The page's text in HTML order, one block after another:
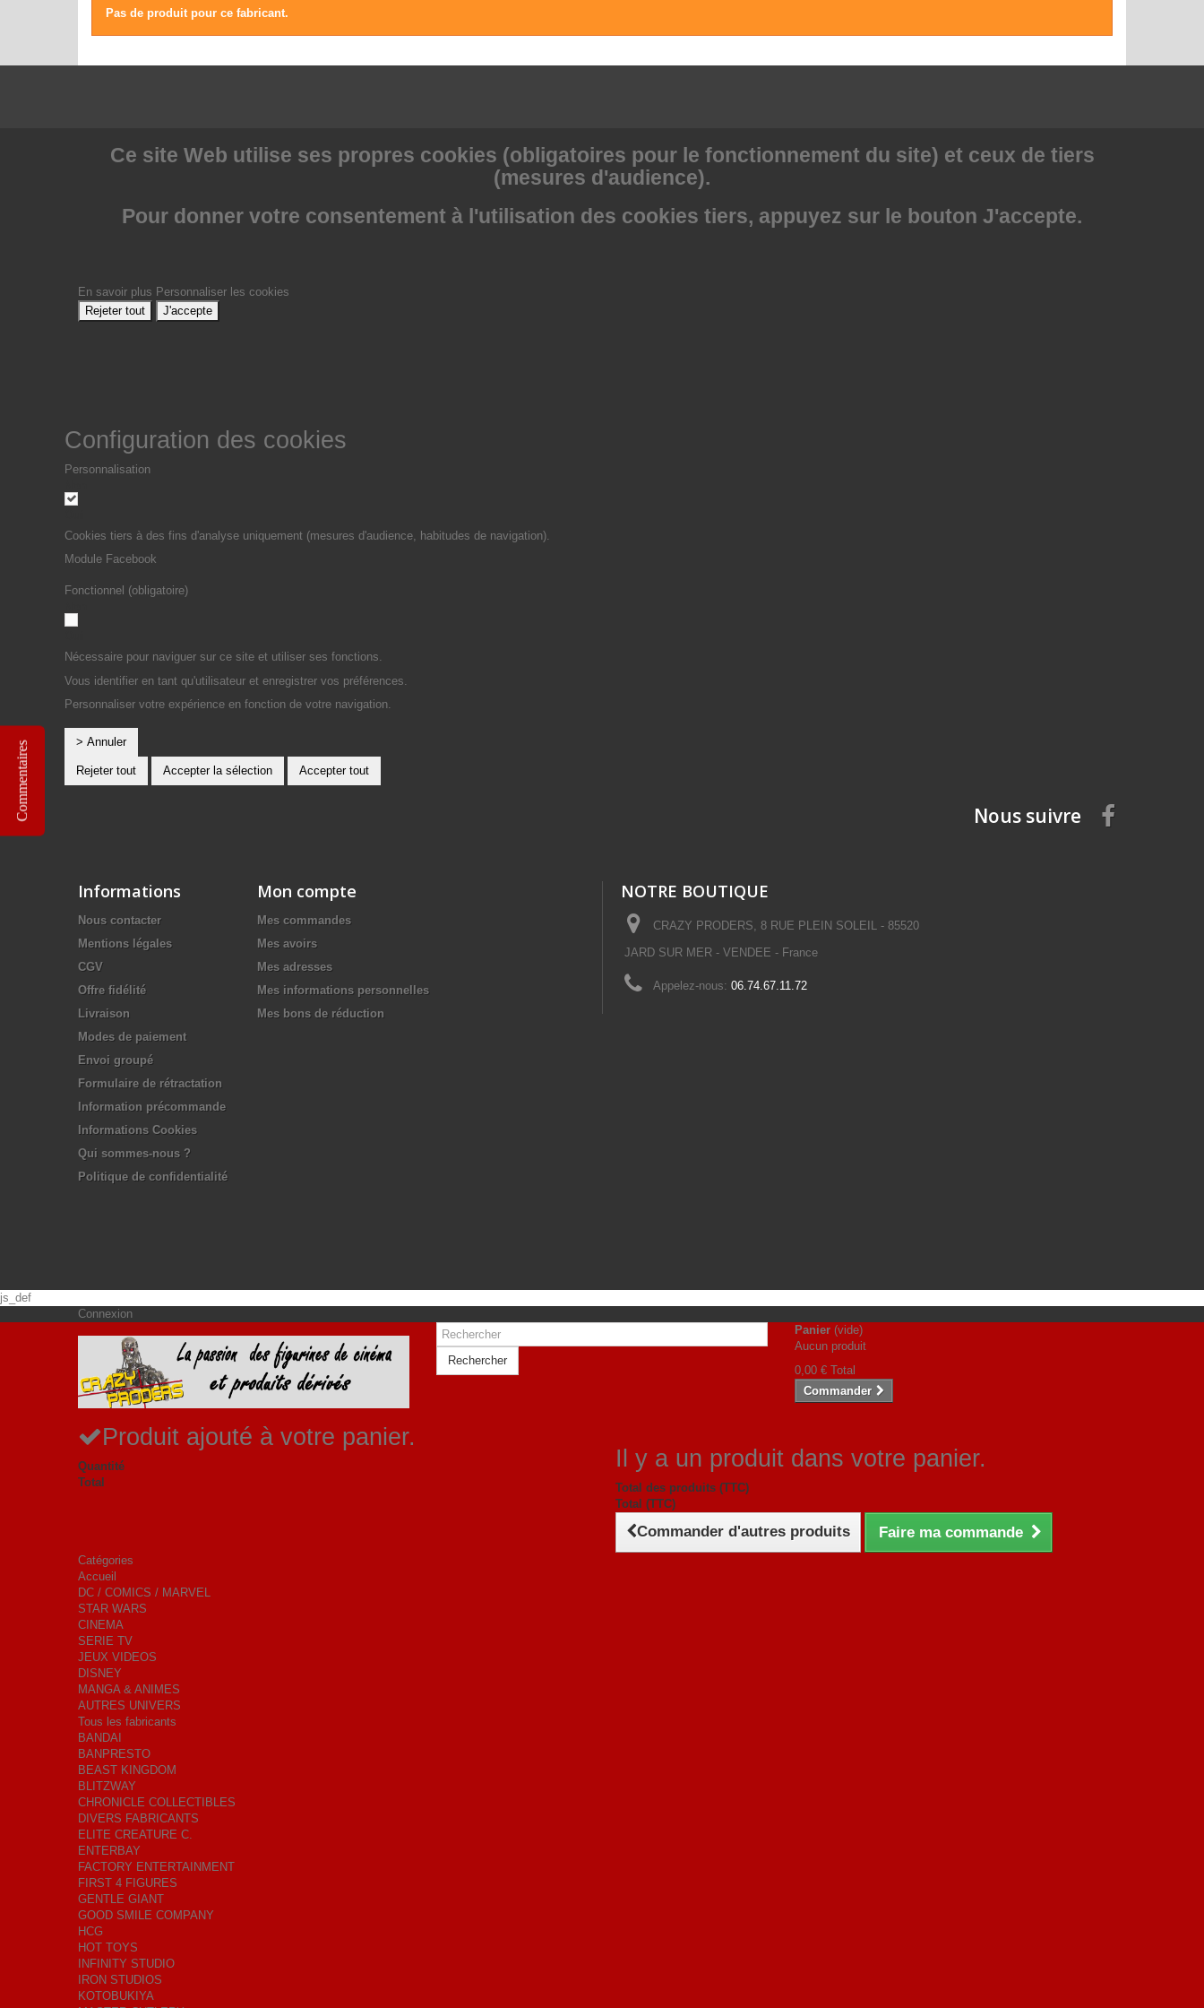
Pas de produit pour ce fabricant.
Ce site Web utilise ses propres cookies (obligatoires pour le fonctionnement du site) et ceux de tiers
(mesures d'audience).
Pour donner votre consentement à l'utilisation des cookies tiers, appuyez sur le bouton J'accepte.
En savoir plus Personnaliser les cookies
Rejeter tout
J'accepte
Configuration des cookies
Personnalisation
Cookies tiers à des fins d'analyse uniquement (mesures d'audience, habitudes de navigation).
Module Facebook
Fonctionnel (obligatoire)
Nécessaire pour naviguer sur ce site et utiliser ses fonctions.
Vous identifier en tant qu'utilisateur et enregistrer vos préférences.
Personnaliser votre expérience en fonction de votre navigation.
> Annuler
Rejeter tout Accepter la sélection Accepter tout
Nous suivre
Informations
Nous contacter
Mentions légales
CGV
Offre fidélité
Livraison
Modes de paiement
Envoi groupé
Formulaire de rétractation
Information précommande
Informations Cookies
Qui sommes-nous ?
Politique de confidentialité
Mon compte
Mes commandes
Mes avoirs
Mes adresses
Mes informations personnelles
Mes bons de réduction
NOTRE BOUTIQUE
CRAZY PRODERS, 8 RUE PLEIN SOLEIL - 85520
JARD SUR MER - VENDEE - France
Appelez-nous: 06.74.67.11.72
js_def
Connexion
Rechercher
Panier (vide)
Aucun produit
0,00 € Total
Commander
Produit ajouté à votre panier.
Quantité
Total
Il y a un produit dans votre panier.
Total des produits (TTC)
Total (TTC)
Commander d'autres produits Faire ma commande
Catégories
Accueil
DC / COMICS / MARVEL
STAR WARS
CINEMA
SERIE TV
JEUX VIDEOS
DISNEY
MANGA & ANIMES
AUTRES UNIVERS
Tous les fabricants
BANDAI
BANPRESTO
BEAST KINGDOM
BLITZWAY
CHRONICLE COLLECTIBLES
DIVERS FABRICANTS
ELITE CREATURE C.
ENTERBAY
FACTORY ENTERTAINMENT
FIRST 4 FIGURES
GENTLE GIANT
GOOD SMILE COMPANY
HCG
HOT TOYS
INFINITY STUDIO
IRON STUDIOS
KOTOBUKIYA
Commentaires